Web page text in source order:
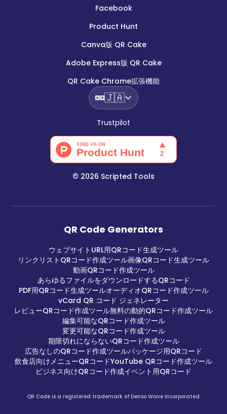
Facebook
Product Hunt
Canva版 QR Cake
Adobe Express版 QR Cake
QR Cake Chrome拡張機能
🇯🇦
Trustpilot
© 2026 Scripted Tools
QR Code Generators
ウェブサイトURL用QRコード生成ツール
リンクリストQRコード作成ツール画像QRコード生成ツール
動画QRコード作成ツール
あらゆるファイルをダウンロードするQRコード
PDF用QRコード生成ツールオーディオQRコード作成ツール
vCard QR コード ジェネレーター
レビューQRコード作成ツール無料の動的QRコード作成ツール
編集可能なQRコード作成ツール
変更可能なQRコード作成ツール
期限切れにならないQRコード作成ツール
広告なしのQRコード作成ツールパッケージ用QRコード
飲食店向けメニューQRコードYouTube QRコード作成ツール
ビジネス向けQRコード作成イベント用QRコード
QR Code is a registered trademark of Denso Wave Incorporated.